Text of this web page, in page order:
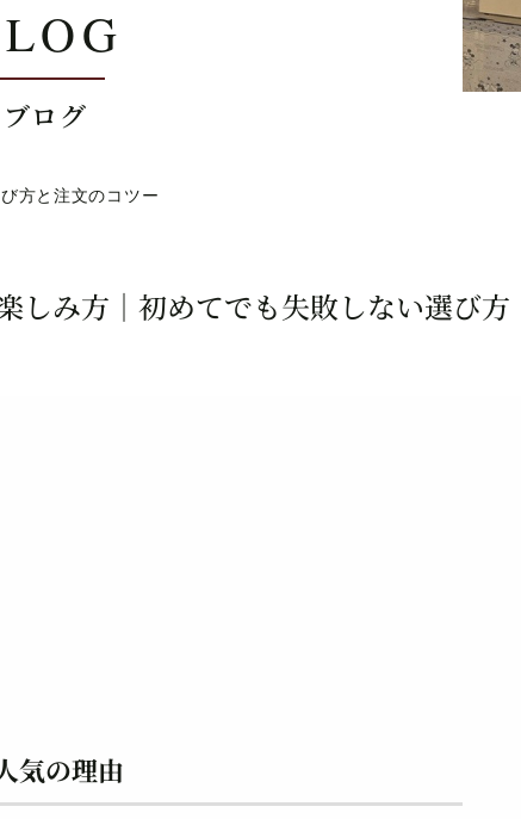
ブログ
方と注文のコツー
しみ方｜初めてでも失敗しない選び方
気の理由